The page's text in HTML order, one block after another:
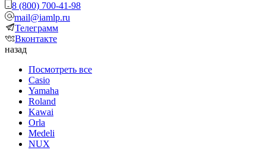
8 (800) 700-41-98
mail@iamlp.ru
Телеграмм
Вконтакте
назад
Посмотреть все
Casio
Yamaha
Roland
Kawai
Orla
Medeli
NUX